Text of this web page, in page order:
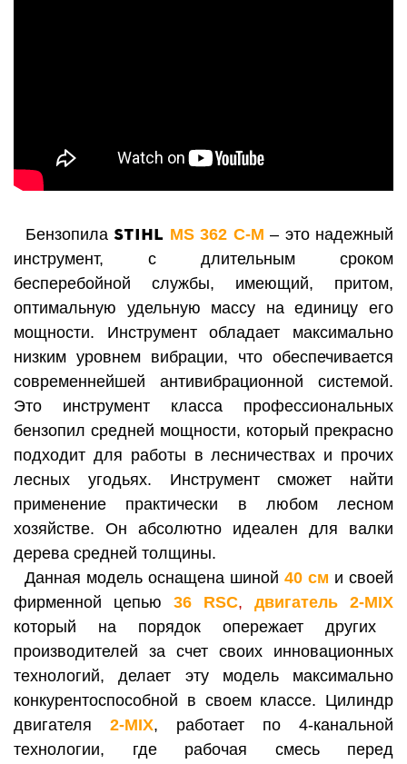
Бензопила STIHL MS 362 C-M – это надежный
инструмент, с длительным сроком
бесперебойной службы, имеющий, притом,
оптимальную удельную массу на единицу его
мощности. Инструмент обладает максимально
низким уровнем вибрации, что обеспечивается
современнейшей антивибрационной системой.
Это инструмент класса профессиональных
бензопил средней мощности, который прекрасно
подходит для работы в лесничествах и прочих
лесных угодьях. Инструмент сможет найти
применение практически в любом лесном
хозяйстве. Он абсолютно идеален для валки
дерева средней толщины.
Данная модель оснащена шиной 40 см и своей
фирменной цепью
36 RSC, двигатель 2-MIX
который на порядок опережает других
производителей за счет своих инновационных
технологий, делает эту модель максимально
конкурентоспособной в своем классе. Цилиндр
двигателя
2-MIX, работает по 4-канальной
технологии, где рабочая смесь перед